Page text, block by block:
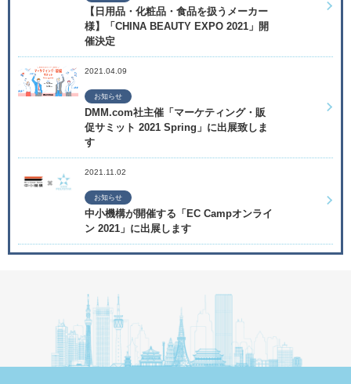
【日用品・化粧品・食品を扱うメーカー
様】「CHINA BEAUTY EXPO 2021」開
催決定
2021.04.09
お知らせ
DMM.com社主催「マーケティング・販
促サミット 2021 Spring」に出展致しま
す
2021.11.02
お知らせ
中小機構が開催する「EC Campオンライ
ン 2021」に出展します